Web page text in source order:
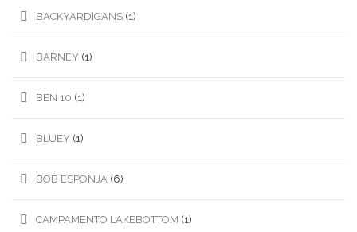
BACKYARDIGANS (1)
BARNEY (1)
BEN 10 (1)
BLUEY (1)
BOB ESPONJA (6)
CAMPAMENTO LAKEBOTTOM (1)